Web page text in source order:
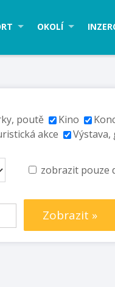
OKOLÍ
poutě Kino
akce
Výstava,
zobrazit pouze
Zobrazit »